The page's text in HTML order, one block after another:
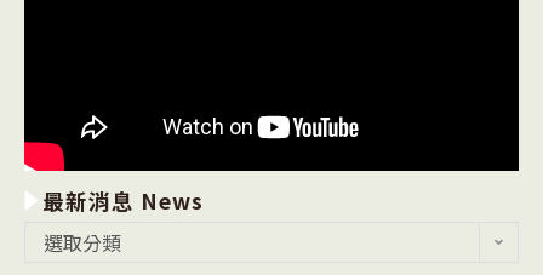
最新消息 News
選取分類